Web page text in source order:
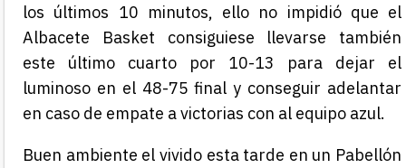
los últimos 10 minutos, ello no impidió que el
Albacete Basket consiguiese llevarse también
este último cuarto por 10-13 para dejar el
luminoso en el 48-75 final y conseguir adelantar
en caso de empate a victorias con al equipo azul.
Buen ambiente el vivido esta tarde en un Pabellón